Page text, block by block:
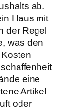
ab.
Haus mit
der Regel
was den
eine
Artikel
oder